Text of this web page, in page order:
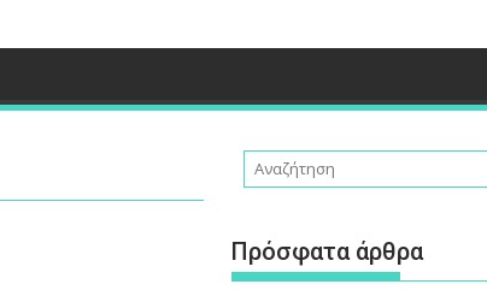
Πρόσφατα άρθρα